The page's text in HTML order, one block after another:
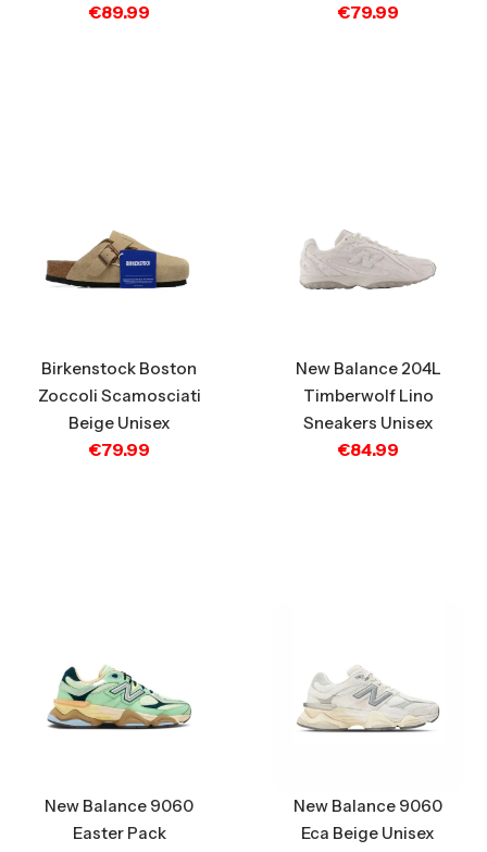
€89.99 €79.99
Birkenstock Boston
Zoccoli Scamosciati
Beige Unisex
€79.99
New Balance 204L
Timberwolf Lino
Sneakers Unisex
€84.99
New Balance 9060
Easter Pack
New Balance 9060
Eca Beige Unisex